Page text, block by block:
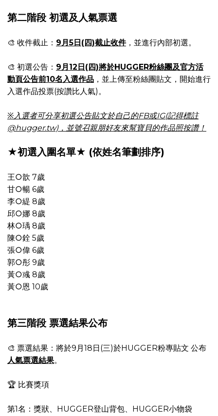
第二階段 初選及人氣票選
🎨 收件截止​： 9月5日(四)截止收件，並進行內部初選。
🎨 ​初選公告： 9月12日(四)將於HUGGER粉絲團及官方活
動頁公告前10名入選作品 ，並上傳至粉絲團貼文，開始進行
入選作品投票(按讚比人氣)。
※入選者可分享初選公告貼文於自己的FB或IG(記得標註
@hugger.tw)，並號召親朋好友來幫寶貝的作品照按讚！
★初選入圍名單★ (依姓名筆劃排序)
王○歆 7歲
甘○暢 6歲
李○緹 8歲
邱○娜 8歲
林○瑀 8歲
陳○銓 5歲
張○偉 6歲
郭○彤 9歲
黃○彧 8歲
黃○恩 10歲
第三階段 票選結果公布
🎨 ​票選結果：將於9月18日(三)於HUGGER粉專貼文 公布
人氣票選結果。
🏆 比賽獎項
第1名：獎狀、HUGGER登山背包、HUGGER小物袋